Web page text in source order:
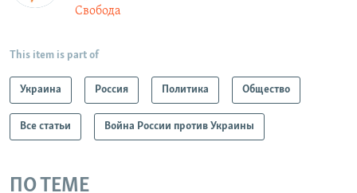
Свобода
This item is part of
Украина Россия Политика Общество
Все статьи Война России против Украины
ПО ТЕМЕ